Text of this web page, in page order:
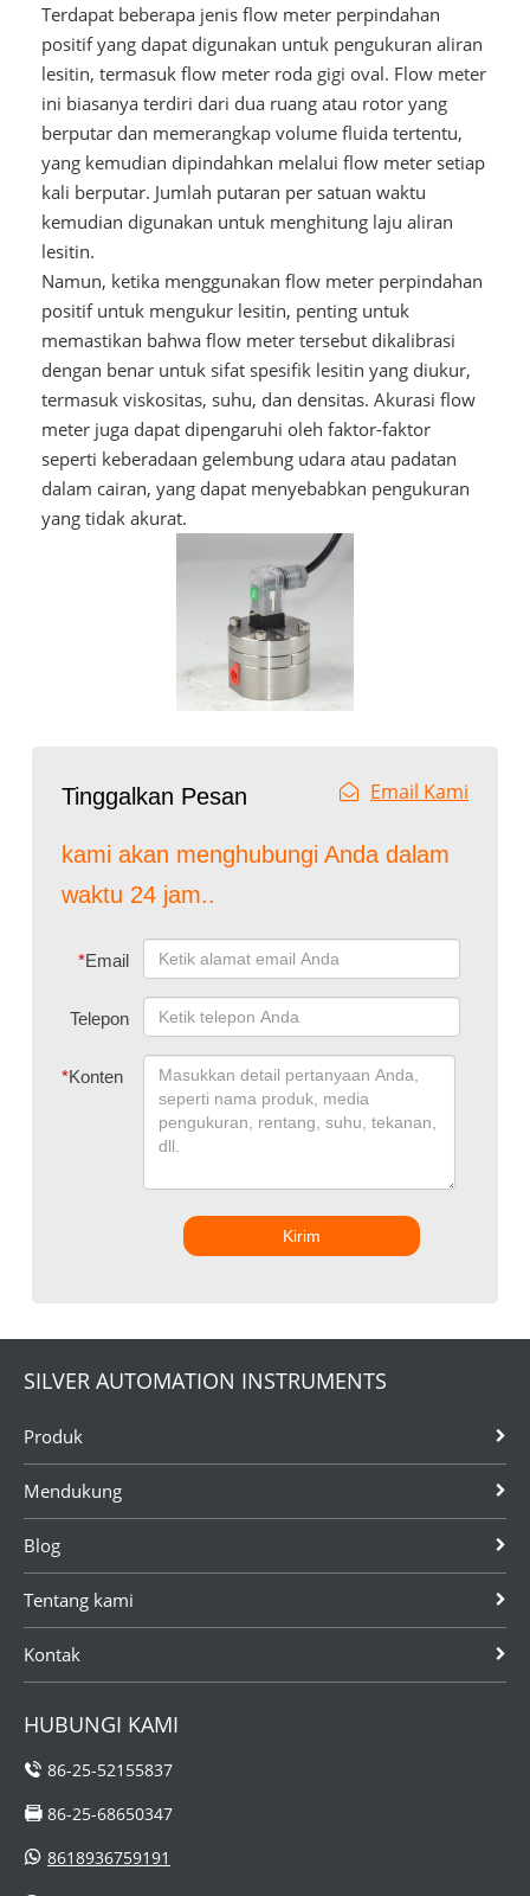
Terdapat beberapa jenis flow meter perpindahan
positif yang dapat digunakan untuk pengukuran aliran
lesitin, termasuk flow meter roda gigi oval. Flow meter
ini biasanya terdiri dari dua ruang atau rotor yang
berputar dan memerangkap volume fluida tertentu,
yang kemudian dipindahkan melalui flow meter setiap
kali berputar. Jumlah putaran per satuan waktu
kemudian digunakan untuk menghitung laju aliran
lesitin.
Namun, ketika menggunakan flow meter perpindahan
positif untuk mengukur lesitin, penting untuk
memastikan bahwa flow meter tersebut dikalibrasi
dengan benar untuk sifat spesifik lesitin yang diukur,
termasuk viskositas, suhu, dan densitas. Akurasi flow
meter juga dapat dipengaruhi oleh faktor-faktor
seperti keberadaan gelembung udara atau padatan
dalam cairan, yang dapat menyebabkan pengukuran
yang tidak akurat.
Tinggalkan Pesan Email Kami
kami akan menghubungi Anda dalam
waktu 24 jam..
*Email
Telepon
*Konten
Kirim
SILVER AUTOMATION INSTRUMENTS
Produk
Mendukung
Blog
Tentang kami
Kontak
HUBUNGI KAMI
86-25-52155837
86-25-68650347
8618936759191